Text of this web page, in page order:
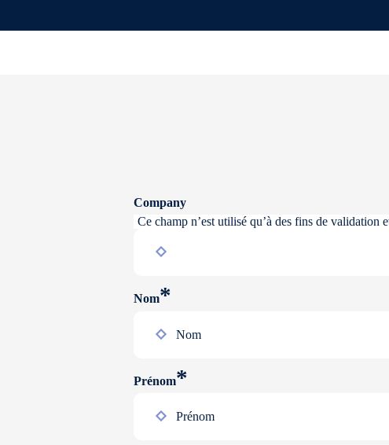
Company
Ce champ n’est utilisé qu’à des fins de validation
Nom*
Prénom*